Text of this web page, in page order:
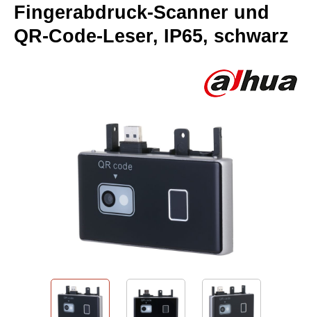
Fingerabdruck-Scanner und
QR-Code-Leser, IP65, schwarz